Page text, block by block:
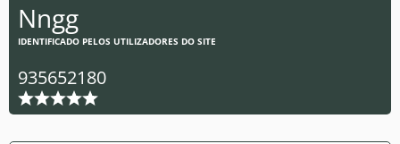
Nngg
IDENTIFICADO PELOS UTILIZADORES DO SITE
935652180